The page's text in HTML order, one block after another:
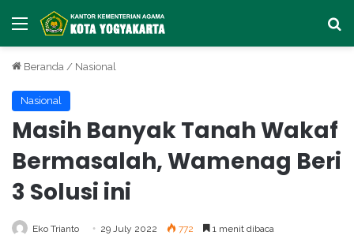
Menu
Beranda / Nasional
Nasional
Masih Banyak Tanah Wakaf
Bermasalah, Wamenag Beri
3 Solusi ini
Eko Trianto 29 July 2022 772 1 menit dibaca